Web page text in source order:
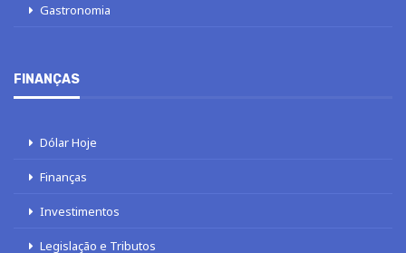
Gastronomia
FINANÇAS
Dólar Hoje
Finanças
Investimentos
Legislação e Tributos